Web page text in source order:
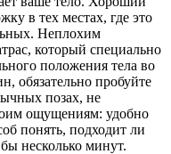
в тех местах, где это
Неплохим
который специально
положения тела во
обязательно пробуйте
позах, не
ощущениям: удобно
понять, подходит ли
несколько минут.